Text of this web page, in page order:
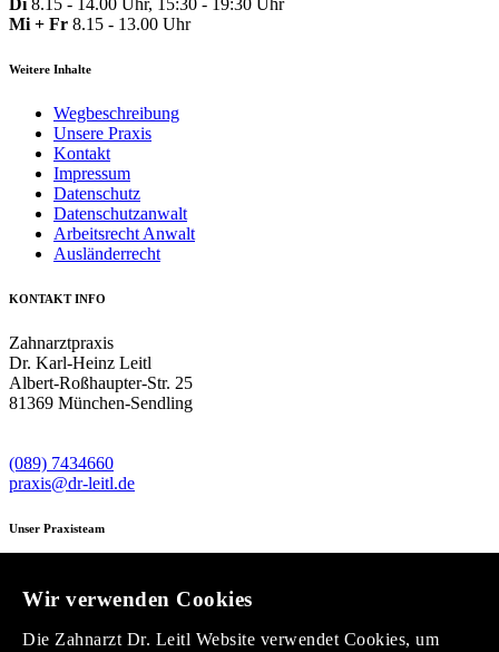
Wir verwenden Cookies
Die Zahnarzt Dr. Leitl Website verwendet Cookies, um
Di 8.15 - 14.00 Uhr, 15:30 - 19:30 Uhr
Mi + Fr 8.15 - 13.00 Uhr
Weitere Inhalte
Wegbeschreibung
Unsere Praxis
Kontakt
Impressum
Datenschutz
Datenschutzanwalt
Arbeitsrecht Anwalt
Ausländerrecht
KONTAKT INFO
Zahnarztpraxis
Dr. Karl-Heinz Leitl
Albert-Roßhaupter-Str. 25
81369 München-Sendling
(089) 7434660
praxis@dr-leitl.de
Unser Praxisteam